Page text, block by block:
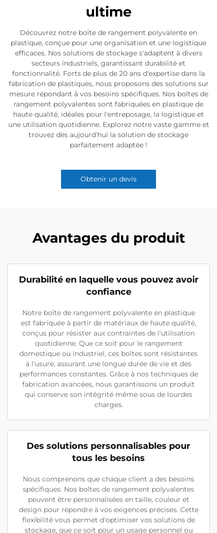
ultime
Découvrez notre boîte de rangement polyvalente en
plastique, conçue pour une organisation et une logistique
efficaces. Nos solutions de stockage s'adaptent à divers
secteurs industriels, garantissant durabilité et
fonctionnalité. Forts de plus de 20 ans d'expertise dans la
fabrication de plastiques, nous proposons des solutions sur
mesure répondant à vos besoins spécifiques. Nos boîtes de
rangement polyvalentes sont fabriquées en plastique de
haute qualité, idéales pour l'entreposage, la logistique et
une utilisation quotidienne. Explorez notre vaste gamme et
trouvez dès aujourd'hui la solution de stockage
parfaitement adaptée !
Obtenir un devis
Avantages du produit
Durabilité en laquelle vous pouvez avoir
confiance
Notre boîte de rangement polyvalente en plastique
est fabriquée à partir de matériaux de haute qualité,
conçus pour résister aux contraintes de l'utilisation
quotidienne. Que ce soit pour le rangement
domestique ou industriel, ces boîtes sont résistantes
à l'usure, assurant une longue durée de vie et des
performances constantes. Grâce à nos techniques de
fabrication avancées, nous garantissons un produit
qui conserve son intégrité même sous de lourdes
charges.
Des solutions personnalisables pour
tous les besoins
Nous comprenons que chaque client a des besoins
spécifiques. Nos boîtes de rangement polyvalentes
peuvent être personnalisées en taille, couleur et
design pour répondre à vos exigences précises. Cette
flexibilité vous permet d'optimiser vos solutions de
stockage, que ce soit pour un usage personnel ou